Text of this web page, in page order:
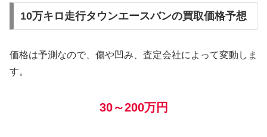
10万キロ走行タウンエースバンの買取価格予想
価格は予測なので、傷や凹み、査定会社によって変動しま
す。
30～200万円